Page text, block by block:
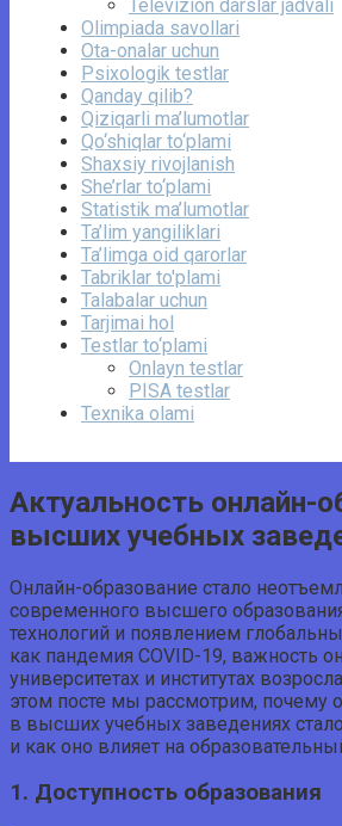
Televizion darslar jadvali
Olimpiada savollari
Ota-onalar uchun
Psixologik testlar
Qanday qilib?
Qiziqarli ma’lumotlar
Qo‘shiqlar to‘plami
Shaxsiy rivojlanish
She’rlar to‘plami
Statistik ma’lumotlar
Ta’lim yangiliklari
Ta’limga oid qarorlar
Tabriklar to'plami
Talabalar uchun
Tarjimai hol
Testlar to‘plami
Onlayn testlar
PISA testlar
Texnika olami
Актуальность онлайн-
высших учебных
Онлайн-образование стало
современного высшего
технологий и появлением
как пандемия COVID-19, важность
университетах и институтах
этом посте мы рассмотрим, почему
в высших учебных заведениях
и как оно влияет на
1. Доступность образования